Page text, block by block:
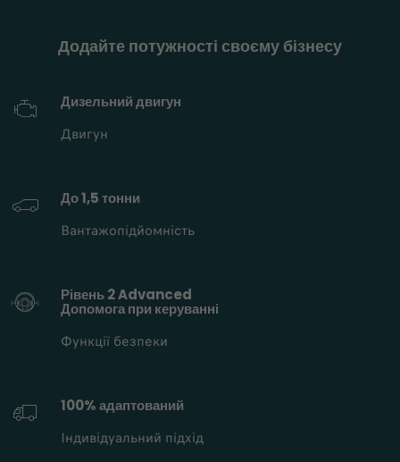
Додайте потужності своєму бізнесу
Дизельний двигун
Двигун
До 1,5 тонни
Вантажопідйомність
Рівень 2 Advanced
Допомога при керуванні
Функції безпеки
100% адаптований
Індивідуальний підхід